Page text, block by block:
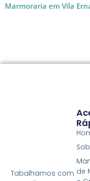
Marmoraria em Vila
Tabalhamos com de